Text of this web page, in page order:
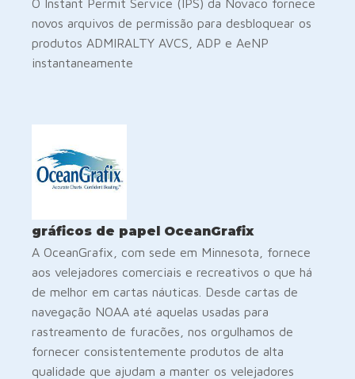
O Instant Permit Service (IPS) da Novaco fornece
novos arquivos de permissão para desbloquear os
produtos ADMIRALTY AVCS, ADP e AeNP
instantaneamente
gráficos de papel OceanGrafix
A OceanGrafix, com sede em Minnesota, fornece
aos velejadores comerciais e recreativos o que há
de melhor em cartas náuticas. Desde cartas de
navegação NOAA até aquelas usadas para
rastreamento de furacões, nos orgulhamos de
fornecer consistentemente produtos de alta
qualidade que ajudam a manter os velejadores